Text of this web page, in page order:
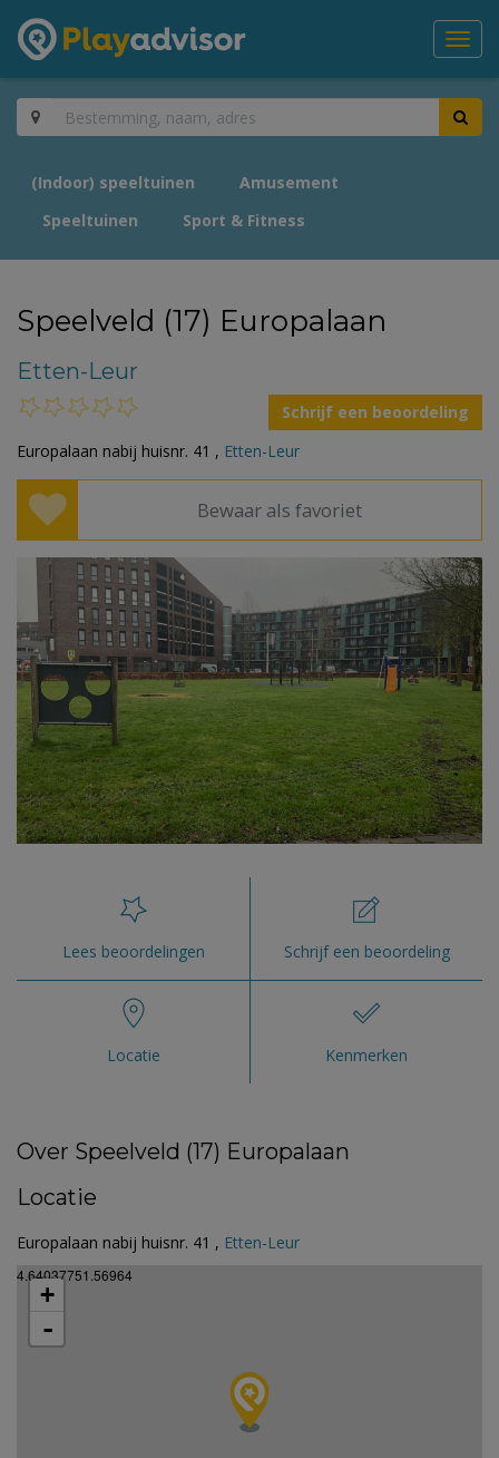
(Indoor) speeltuinen
Amusement
Speeltuinen
Sport & Fitness
Speelveld (17) Europalaan
Etten-Leur
Schrijf een beoordeling
Europalaan nabij huisnr. 41 , Etten-Leur
Bewaar als favoriet
Lees beoordelingen Schrijf een beoordeling
Locatie Kenmerken
Over Speelveld (17) Europalaan
Locatie
Europalaan nabij huisnr. 41 , Etten-Leur
4.64037751.56964
+
-